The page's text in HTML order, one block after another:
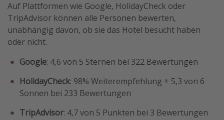
Auf Plattformen wie Google, HolidayCheck oder
TripAdvisor können alle Personen bewerten,
unabhängig davon, ob sie das Hotel besucht haben
oder nicht.
Google: 4,6 von 5 Sternen bei 322 Bewertungen
HolidayCheck: 98% Weiterempfehlung + 5,3 von 6
Sonnen bei 233 Bewertungen
TripAdvisor: 4,7 von 5 Punkten bei 3 Bewertungen